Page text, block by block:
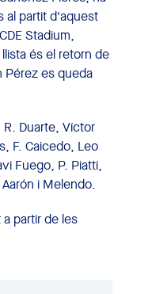
al partit d'aquest
Stadium,
és el retorn de
Pérez es queda
Duarte, Víctor
F. Caicedo, Leo
Fuego, P. Piatti,
i Melendo.
partir de les